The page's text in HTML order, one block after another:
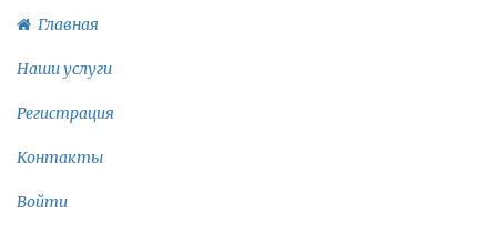
Главная
Наши услуги
Регистрация
Контакты
Войти